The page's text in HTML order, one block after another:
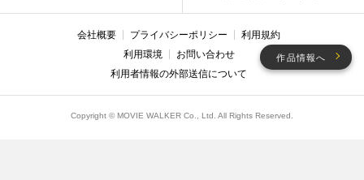
作品情報へ
会社概要 プライバシーポリシー
利用規約
利用環境
お問い合わせ
利用者情報の外部送信について
Copyright © MOVIE WALKER Co., Ltd. All Rights Reserved.